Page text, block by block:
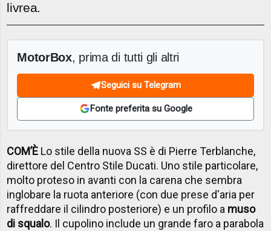
livrea.
MotorBox, prima di tutti gli altri
Seguici su Telegram
Fonte preferita su Google
COM’È Lo stile della nuova SS è di Pierre Terblanche,
direttore del Centro Stile Ducati. Uno stile particolare,
molto proteso in avanti con la carena che sembra
inglobare la ruota anteriore (con due prese d'aria per
raffreddare il cilindro posteriore) e un profilo a muso
di squalo. Il cupolino include un grande faro a parabola